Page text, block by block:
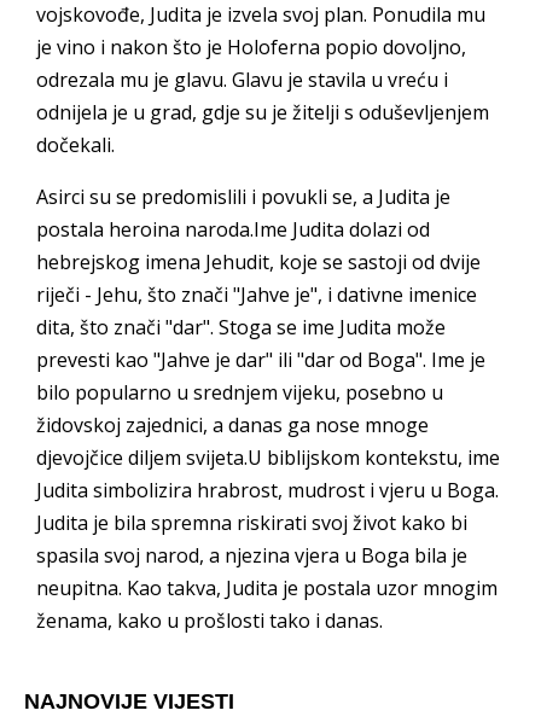
vojskovođe, Judita je izvela svoj plan. Ponudila mu
je vino i nakon što je Holoferna popio dovoljno,
odrezala mu je glavu. Glavu je stavila u vreću i
odnijela je u grad, gdje su je žitelji s oduševljenjem
dočekali.
Asirci su se predomislili i povukli se, a Judita je
postala heroina naroda.Ime Judita dolazi od
hebrejskog imena Jehudit, koje se sastoji od dvije
riječi - Jehu, što znači "Jahve je", i dativne imenice
dita, što znači "dar". Stoga se ime Judita može
prevesti kao "Jahve je dar" ili "dar od Boga". Ime je
bilo popularno u srednjem vijeku, posebno u
židovskoj zajednici, a danas ga nose mnoge
djevojčice diljem svijeta.U biblijskom kontekstu, ime
Judita simbolizira hrabrost, mudrost i vjeru u Boga.
Judita je bila spremna riskirati svoj život kako bi
spasila svoj narod, a njezina vjera u Boga bila je
neupitna. Kao takva, Judita je postala uzor mnogim
ženama, kako u prošlosti tako i danas.
NAJNOVIJE VIJESTI